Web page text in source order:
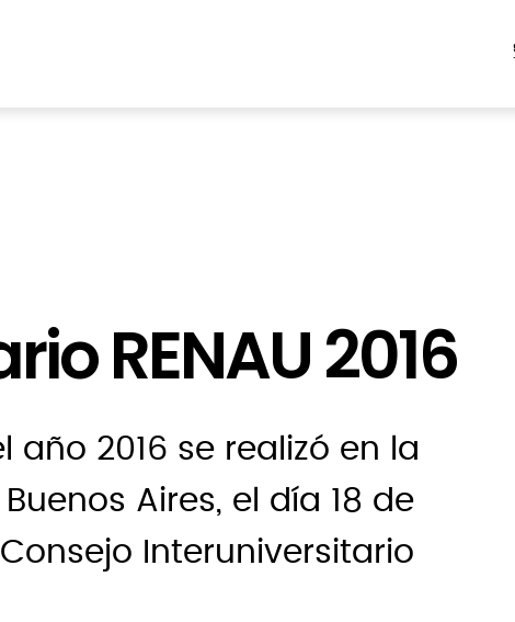
RENAU 2016
año 2016 se realizó en la
Aires, el día 18 de
Interuniversitario